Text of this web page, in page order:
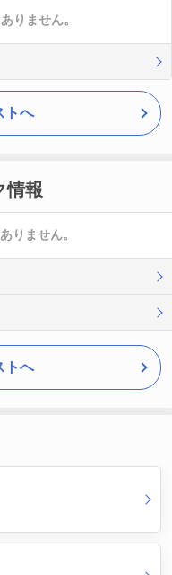
りません。
トへ
情報
りません。
トへ